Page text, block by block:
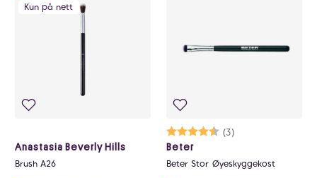
Kun på nett
Anastasia Beverly Hills
Brush A26
Karakter:
(3)
4.3 av 5 mulige
Beter
Beter Stor Øyeskyggekost